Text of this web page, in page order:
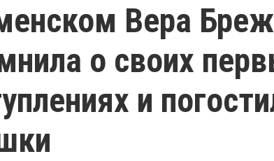
Вера
о своих
и